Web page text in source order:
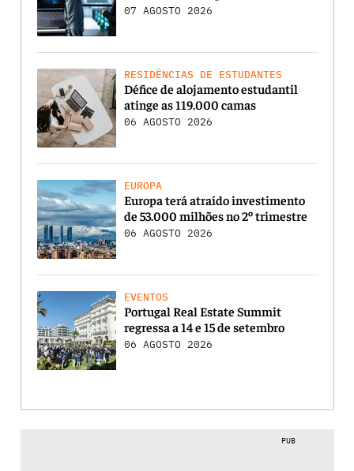
07 AGOSTO 2026
RESIDÊNCIAS DE ESTUDANTES
Défice de alojamento estudantil
atinge as 119.000 camas
06 AGOSTO 2026
EUROPA
Europa terá atraído investimento
de 53.000 milhões no 2º trimestre
06 AGOSTO 2026
EVENTOS
Portugal Real Estate Summit
regressa a 14 e 15 de setembro
06 AGOSTO 2026
PUB